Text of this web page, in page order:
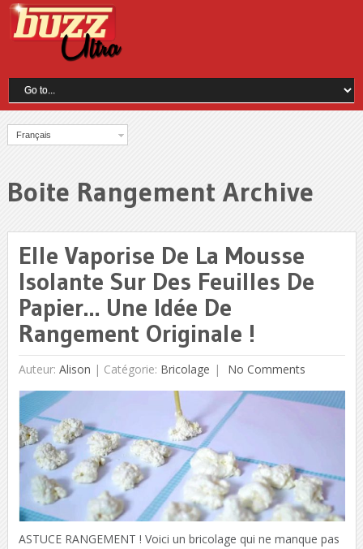
Français
Boite Rangement Archive
Elle Vaporise De La Mousse
Isolante Sur Des Feuilles De
Papier… Une Idée De
Rangement Originale !
Auteur: Alison | Catégorie: Bricolage No Comments
ASTUCE RANGEMENT ! Voici un bricolage qui ne manque pas